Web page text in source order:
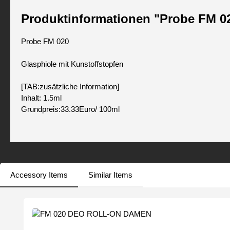
Produktinformationen "Probe FM
Probe FM 020
Glasphiole mit Kunstoffstopfen
[TAB:zusätzliche Information]
Inhalt: 1.5ml
Grundpreis:33.33Euro/ 100ml
Accessory Items Similar Items